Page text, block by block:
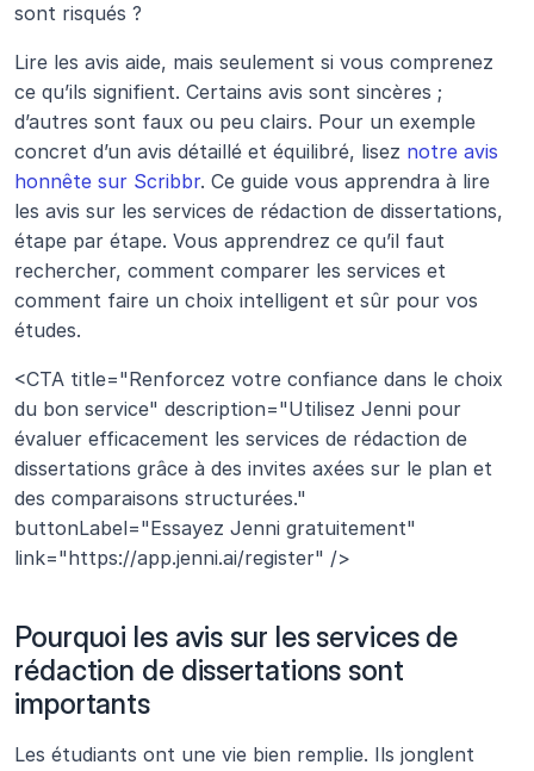
sont risqués ?
Lire les avis aide, mais seulement si vous comprenez
ce qu’ils signifient. Certains avis sont sincères ;
d’autres sont faux ou peu clairs. Pour un exemple
concret d’un avis détaillé et équilibré, lisez notre avis
honnête sur Scribbr. Ce guide vous apprendra à lire
les avis sur les services de rédaction de dissertations,
étape par étape. Vous apprendrez ce qu’il faut
rechercher, comment comparer les services et
comment faire un choix intelligent et sûr pour vos
études.
<CTA title="Renforcez votre confiance dans le choix
du bon service" description="Utilisez Jenni pour
évaluer efficacement les services de rédaction de
dissertations grâce à des invites axées sur le plan et
des comparaisons structurées."
buttonLabel="Essayez Jenni gratuitement"
link="https://app.jenni.ai/register" />
Pourquoi les avis sur les services de
rédaction de dissertations sont
importants
Les étudiants ont une vie bien remplie. Ils jonglent